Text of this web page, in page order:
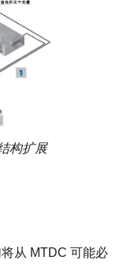
构扩展
从 MTDC 可能必